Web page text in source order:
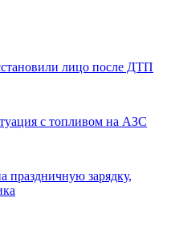
лицо после ДТП
с топливом на АЗС
праздничную зарядку,